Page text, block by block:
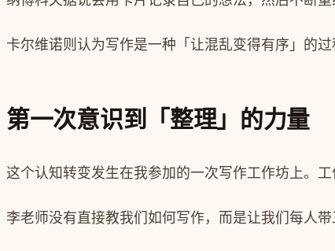
卡尔维诺则认为写作是一种「让混乱变得有序」的
第一次意识到「整理」的力量
这个认知转变发生在我参加的一次写作工作坊上。
李老师没有直接教我们如何写作，而是让我们每人